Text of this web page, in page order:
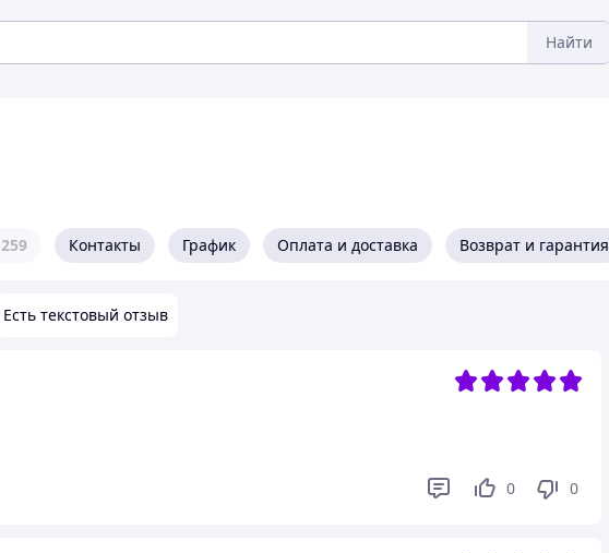
Найти
259 Контакты График Оплата и доставка Возврат и гарантия
Есть текстовый отзыв
0 0